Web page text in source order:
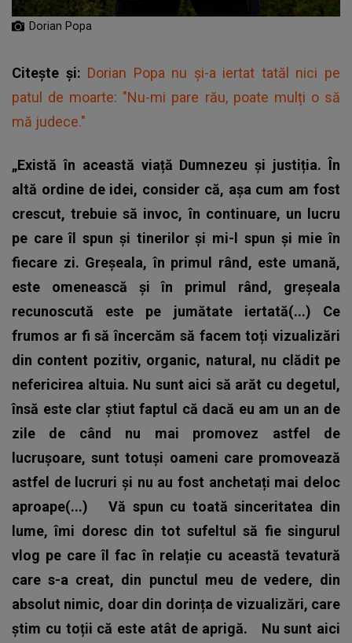
Dorian Popa
Citește și: Dorian Popa nu și-a iertat tatăl nici pe
patul de moarte: "Nu-mi pare rău, poate mulți o să
mă judece."
„Există în această viață Dumnezeu și justiția. În
altă ordine de idei, consider că, așa cum am fost
crescut, trebuie să invoc, în continuare, un lucru
pe care îl spun și tinerilor și mi-l spun și mie în
fiecare zi. Greșeala, în primul rând, este umană,
este omenească și în primul rând, greșeala
recunoscută este pe jumătate iertată(...) Ce
frumos ar fi să încercăm să facem toți vizualizări
din content pozitiv, organic, natural, nu clădit pe
nefericirea altuia. Nu sunt aici să arăt cu degetul,
însă este clar știut faptul că dacă eu am un an de
zile de când nu mai promovez astfel de
lucrușoare, sunt totuși oameni care promovează
astfel de lucruri și nu au fost anchetați mai deloc
aproape(...) Vă spun cu toată sinceritatea din
lume, îmi doresc din tot sufeltul să fie singurul
vlog pe care îl fac în relație cu această tevatură
care s-a creat, din punctul meu de vedere, din
absolut nimic, doar din dorința de vizualizări, care
știm cu toții că este atât de aprigă. Nu sunt aici